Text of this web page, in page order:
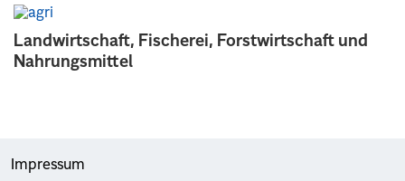
Landwirtschaft, Fischerei, Forstwirtschaft und
Nahrungsmittel
Impressum